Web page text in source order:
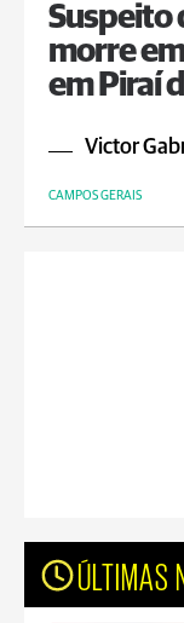
Suspeito
morre
em Piraí
Victor
CAMPOS GERAIS
ÚLTIMAS